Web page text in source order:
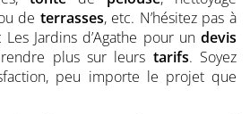
de terrasses, etc. N’hésitez pas à
Jardins d’Agathe pour un devis
plus sur leurs tarifs. Soyez
peu importe le projet que